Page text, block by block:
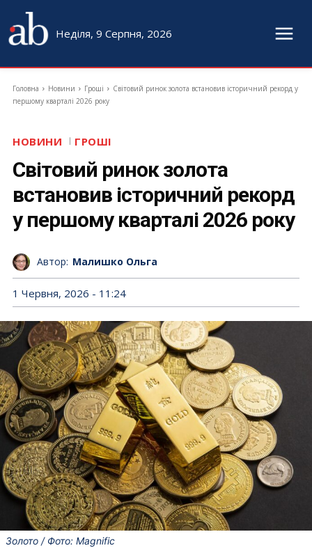
Неділя, 9 Серпня, 2026
Головна Новини Гроші
Світовий ринок золота встановив історичний рекорд у
першому кварталі 2026 року
НОВИНИ ГРОШІ
Світовий ринок золота
встановив історичний рекорд
у першому кварталі 2026 року
Автор: Малишко Ольга
1 Червня, 2026 - 11:24
Золото / Фото: Magnific